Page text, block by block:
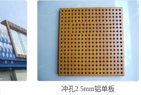
冲孔2.5mm铝单板